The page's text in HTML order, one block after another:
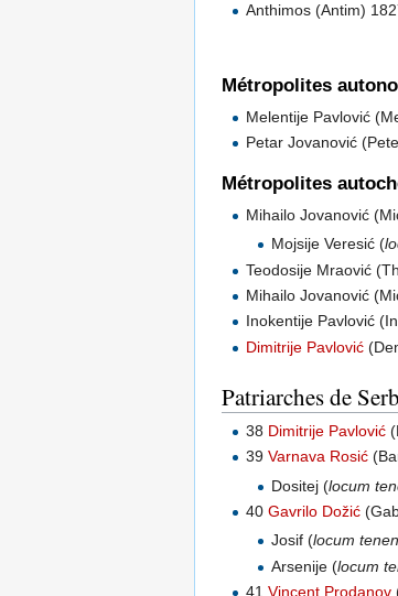
Anthimos (Antim)
Métropolites
Melentije Pavlović
Petar Jovanović
Métropolites
Mihailo Jovanović
Mojsije Veresić (
Teodosije Mraović
Mihailo Jovanović
Inokentije Pavlović
Dimitrije Pavlović
Patriarches de
38 Dimitrije Pavlović
39Varnava Rosić
Dositej (locum
40Gavrilo Dožić
Josif (locum
Arsenije (locum
41Vincent Prodanov